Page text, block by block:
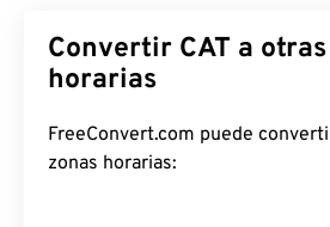
Convertir CAT a
horarias
FreeConvert.com puede
zonas horarias: